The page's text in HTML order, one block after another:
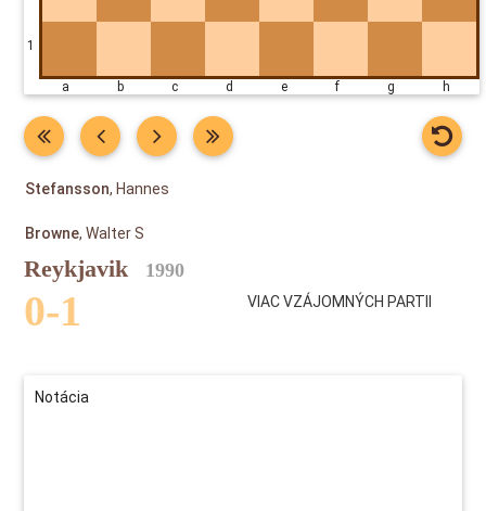
1
a b c d e f g h
Stefansson, Hannes
Browne, Walter S
Reykjavik 1990
VIAC VZÁJOMNÝCH PARTII
0-1
Notácia